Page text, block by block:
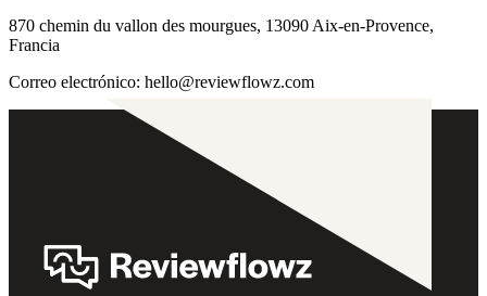
870 chemin du vallon des mourgues, 13090 Aix-en-Provence,
Francia
Correo electrónico: hello@reviewflowz.com